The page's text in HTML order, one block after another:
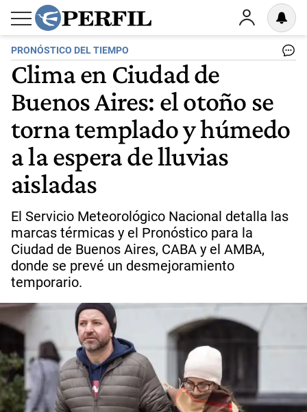
PRONÓSTICO DEL TIEMPO
Clima en Ciudad de
Buenos Aires: el otoño se
torna templado y húmedo
a la espera de lluvias
aisladas
El Servicio Meteorológico Nacional detalla las
marcas térmicas y el Pronóstico para la
Ciudad de Buenos Aires, CABA y el AMBA,
donde se prevé un desmejoramiento
temporario.